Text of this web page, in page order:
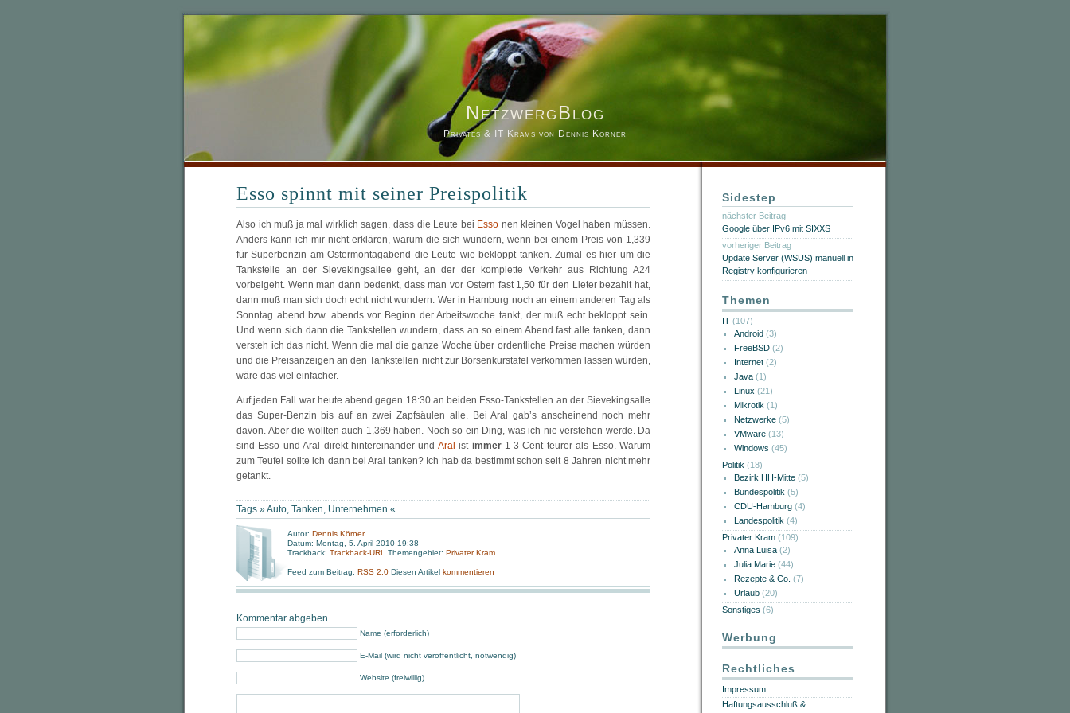
NetzwergBlog
Privates & IT-Krams von Dennis Körner
Esso spinnt mit seiner Preispolitik
Also ich muß ja mal wirklich sagen, dass die Leute bei Esso nen kleinen Vogel haben müssen.
Anders kann ich mir nicht erklären, warum die sich wundern, wenn bei einem Preis von 1,339
für Superbenzin am Ostermontagabend die Leute wie bekloppt tanken. Zumal es hier um die
Tankstelle an der Sievekingsallee geht, an der der komplette Verkehr aus Richtung A24
vorbeigeht. Wenn man dann bedenkt, dass man vor Ostern fast 1,50 für den Lieter bezahlt hat,
dann muß man sich doch echt nicht wundern. Wer in Hamburg noch an einem anderen Tag als
Sonntag abend bzw. abends vor Beginn der Arbeitswoche tankt, der muß echt bekloppt sein.
Und wenn sich dann die Tankstellen wundern, dass an so einem Abend fast alle tanken, dann
versteh ich das nicht. Wenn die mal die ganze Woche über ordentliche Preise machen würden
und die Preisanzeigen an den Tankstellen nicht zur Börsenkurstafel verkommen lassen würden,
wäre das viel einfacher.
Auf jeden Fall war heute abend gegen 18:30 an beiden Esso-Tankstellen an der Sievekingsalle
das Super-Benzin bis auf an zwei Zapfsäulen alle. Bei Aral gab’s anscheinend noch mehr
davon. Aber die wollten auch 1,369 haben. Noch so ein Ding, was ich nie verstehen werde. Da
sind Esso und Aral direkt hintereinander und Aral ist immer1-3 Cent teurer als Esso. Warum
zum Teufel sollte ich dann bei Aral tanken? Ich hab da bestimmt schon seit 8 Jahren nicht mehr
getankt.
Tags »Auto, Tanken, Unternehmen «
Autor: Dennis Körner
Datum: Montag, 5. April 2010 19:38
Trackback: Trackback-URL Themengebiet: Privater Kram
Feed zum Beitrag: RSS 2.0 Diesen Artikel kommentieren
Kommentar abgeben
Name (erforderlich)
E-Mail (wird nicht veröffentlicht, notwendig)
Website (freiwillig)
Sidestep
nächster Beitrag
Google über IPv6 mit SIXXS
vorheriger Beitrag
Update Server (WSUS) manuell in
Registry konfigurieren
Themen
IT (107)
Android (3)
FreeBSD (2)
Internet (2)
Java (1)
Linux (21)
Mikrotik (1)
Netzwerke (5)
VMware (13)
Windows (45)
Politik (18)
Bezirk HH-Mitte (5)
Bundespolitik (5)
CDU-Hamburg (4)
Landespolitik (4)
Privater Kram (109)
Anna Luisa (2)
Julia Marie (44)
Rezepte & Co. (7)
Urlaub (20)
Sonstiges (6)
Werbung
Rechtliches
Impressum
Haftungsausschluß &